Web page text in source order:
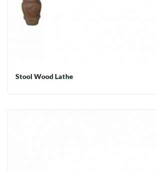
Stool Wood Lathe